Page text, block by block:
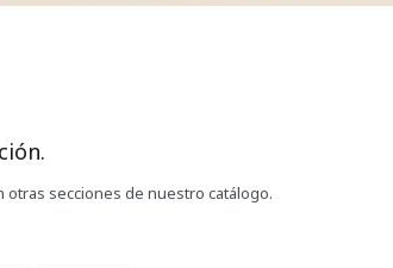
secciones de nuestro catálogo.